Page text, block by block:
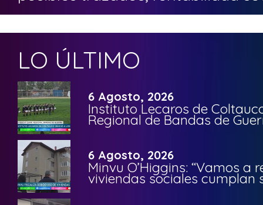
LO ÚLTIMO
6 Agosto, 2026
Instituto Lecaros de
Regional de Bandas de
6 Agosto, 2026
Minvu O’Higgins: “Vamos a
viviendas sociales cumplan